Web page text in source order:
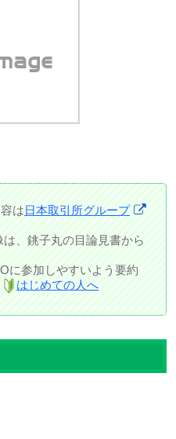
は日本取引所グループ
、銚子丸の目論見書から
に参加しやすいよう要約
はじめての人へ